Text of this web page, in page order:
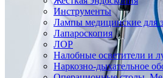
Инструменты
Лампы медицинские для
Лапароскопия
ЛОР
Налобные осветители и
Наркозно-дыхательное